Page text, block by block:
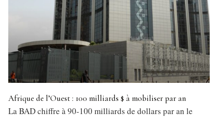
Afrique de l’Ouest : 100 milliards $ à mobiliser par an
La BAD chiffre à 90-100 milliards de dollars par an le